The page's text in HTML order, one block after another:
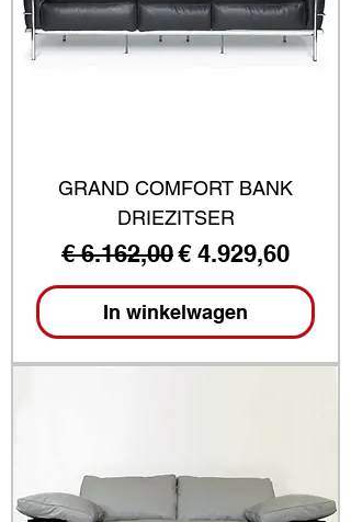
GRAND COMFORT BANK
DRIEZITSER
Normale prijs
€ 6.162,00Verkoopprijs
€ 4.929,60
In winkelwagen